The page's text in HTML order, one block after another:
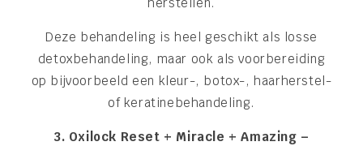
Deze behandeling is heel geschikt als losse
detoxbehandeling, maar ook als voorbereiding
op bijvoorbeeld een kleur-, botox-, haarherstel-
of keratinebehandeling.
3. Oxilock Reset + Miracle + Amazing –